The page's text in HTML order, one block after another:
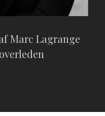
Marc Lagrange
overleden